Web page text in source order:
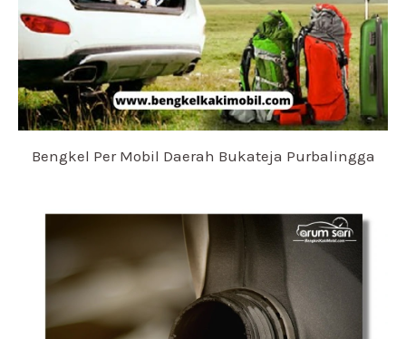
Bengkel Per Mobil Daerah Bukateja Purbalingga